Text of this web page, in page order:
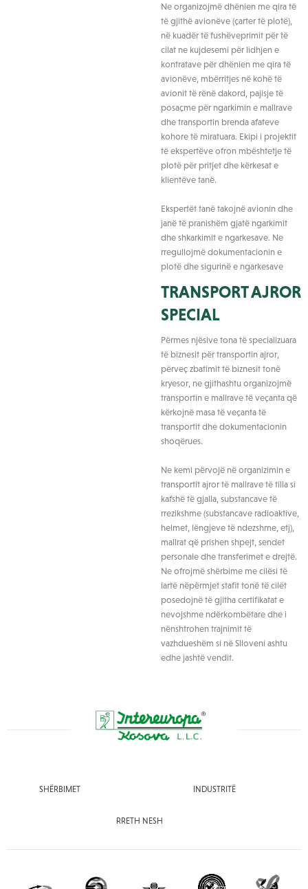
Ne organizojmë dhënien me qira të
të gjithë avionëve (çarter të plotë),
në kuadër të fushëveprimit për të
cilat ne kujdesemi për lidhjen e
kontratave për dhënien me qira të
avionëve, mbërritjes në kohë të
avionit të rënë dakord, pajisje të
posaçme për ngarkimin e mallrave
dhe transportin brenda afateve
kohore të miratuara. Ekipi i projektit
të ekspertëve ofron mbështetje të
plotë për pritjet dhe kërkesat e
klientëve tanë.
Ekspertët tanë takojnë avionin dhe
janë të pranishëm gjatë ngarkimit
dhe shkarkimit e ngarkesave. Ne
rregullojmë dokumentacionin e
plotë dhe sigurinë e ngarkesave
TRANSPORT AJROR
SPECIAL
Përmes njësive tona të specializuara
të biznesit për transportin ajror,
përveç zbatimit të biznesit tonë
kryesor, ne gjithashtu organizojmë
transportin e mallrave të veçanta që
kërkojnë masa të veçanta të
transportit dhe dokumentacionin
shoqërues.
Ne kemi përvojë në organizimin e
transportit ajror të mallrave të tilla si
kafshë të gjalla, substancave të
rrezikshme (substancave radioaktive,
helmet, lëngjeve të ndezshme, etj),
mallrat që prishen shpejt, sendet
personale dhe transferimet e drejtë.
Ne ofrojmë shërbime me cilësi të
lartë nëpërmjet stafit tonë të cilët
posedojnë të gjitha certifikatat e
nevojshme ndërkombëtare dhe i
nënshtrohen trajnimit të
vazhdueshëm si në Slloveni ashtu
edhe jashtë vendit.
SHËRBIMET INDUSTRITË
RRETH NESH